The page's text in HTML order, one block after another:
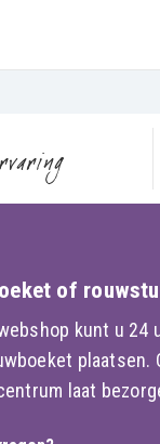
of
kunt u 24
laat